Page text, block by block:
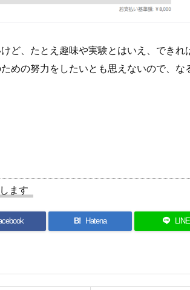
ど、たとえ趣味や実験とはいえ、できれ
めの努力をしたいとも思えないので、な
ます
B! Hatena LINE